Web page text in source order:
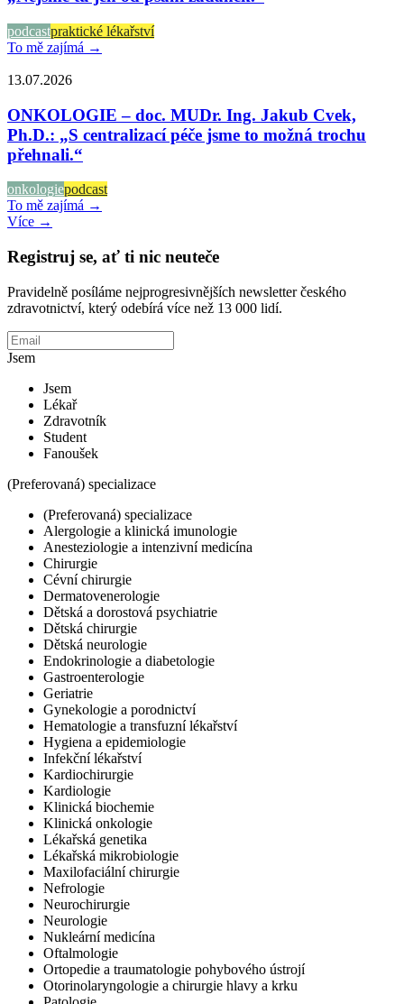
podcastpraktické lékařství
To mě zajímá →
13.07.2026
ONKOLOGIE – doc. MUDr. Ing. Jakub Cvek,
Ph.D.: „S centralizací péče jsme to možná trochu
přehnali.“
onkologiepodcast
To mě zajímá →
Více →
Registruj se, ať ti nic neuteče
Pravidelně posíláme nejprogresivnějších newsletter českého
zdravotnictví, který odebírá více než 13 000 lidí.
Jsem
Jsem
Lékař
Zdravotník
Student
Fanoušek
(Preferovaná) specializace
(Preferovaná) specializace
Alergologie a klinická imunologie
Anesteziologie a intenzivní medicína
Chirurgie
Cévní chirurgie
Dermatovenerologie
Dětská a dorostová psychiatrie
Dětská chirurgie
Dětská neurologie
Endokrinologie a diabetologie
Gastroenterologie
Geriatrie
Gynekologie a porodnictví
Hematologie a transfuzní lékařství
Hygiena a epidemiologie
Infekční lékařství
Kardiochirurgie
Kardiologie
Klinická biochemie
Klinická onkologie
Lékařská genetika
Lékařská mikrobiologie
Maxilofaciální chirurgie
Nefrologie
Neurochirurgie
Neurologie
Nukleární medicína
Oftalmologie
Ortopedie a traumatologie pohybového ústrojí
Otorinolaryngologie a chirurgie hlavy a krku